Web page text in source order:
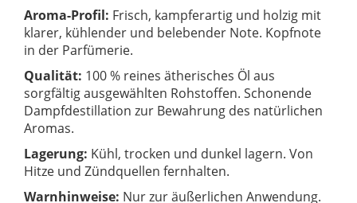
Aroma-Profil: Frisch, kampferartig und holzig mit
klarer, kühlender und belebender Note. Kopfnote
in der Parfümerie.
Qualität: 100 % reines ätherisches Öl aus
sorgfältig ausgewählten Rohstoffen. Schonende
Dampfdestillation zur Bewahrung des natürlichen
Aromas.
Lagerung: Kühl, trocken und dunkel lagern. Von
Hitze und Zündquellen fernhalten.
Warnhinweise: Nur zur äußerlichen Anwendung.